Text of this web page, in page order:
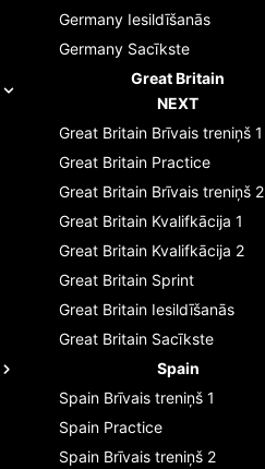
Germany Iesildīšanās
Germany Sacīkste
Great Britain
NEXT
Great Britain Brīvais treniņš 1
Great Britain Practice
Great Britain Brīvais treniņš 2
Great Britain Kvalifkācija 1
Great Britain Kvalifkācija 2
Great Britain Sprint
Great Britain Iesildīšanās
Great Britain Sacīkste
Spain
Spain Brīvais treniņš 1
Spain Practice
Spain Brīvais treniņš 2